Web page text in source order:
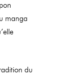
manga
du